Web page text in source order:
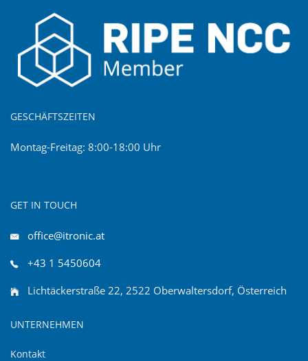
GESCHÄFTSZEITEN
Montag-Freitag: 8:00-18:00 Uhr
GET IN TOUCH
office@itronic.at
+43 1 5450604
Lichtäckerstraße 22, 2522 Oberwaltersdorf, Österreich
UNTERNEHMEN
Kontakt